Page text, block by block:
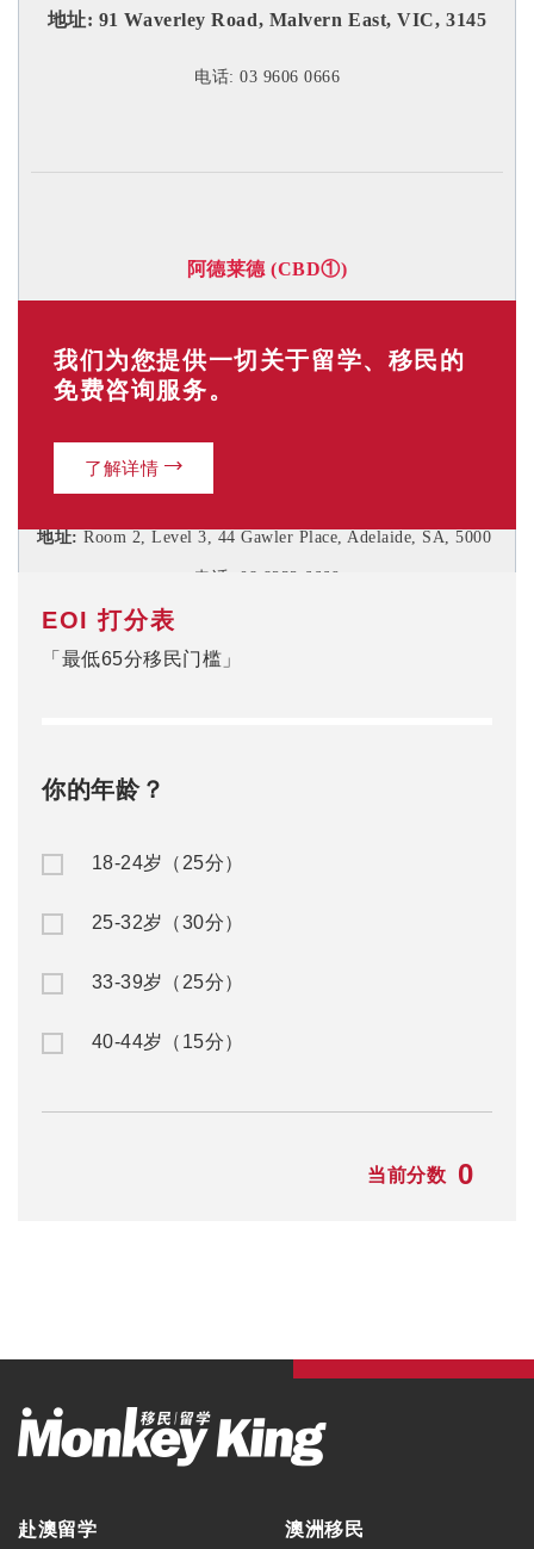
地址: 91 Waverley Road, Malvern East, VIC, 3145
电话: 03 9606 0666
阿德莱德 (CBD①)
电话: 08 8232 6669
地址: Room 2, Level 3, 44 Gawler Place, Adelaide, SA, 5000
电话: 08 8232 6669
我们为您提供一切关于留学、移民的
免费咨询服务。
了解详情
EOI 打分表
「最低65分移民门槛」
你的年龄？
18-24岁（25分）
25-32岁（30分）
33-39岁（25分）
40-44岁（15分）
当前分数 0
赴澳留学 澳洲移民